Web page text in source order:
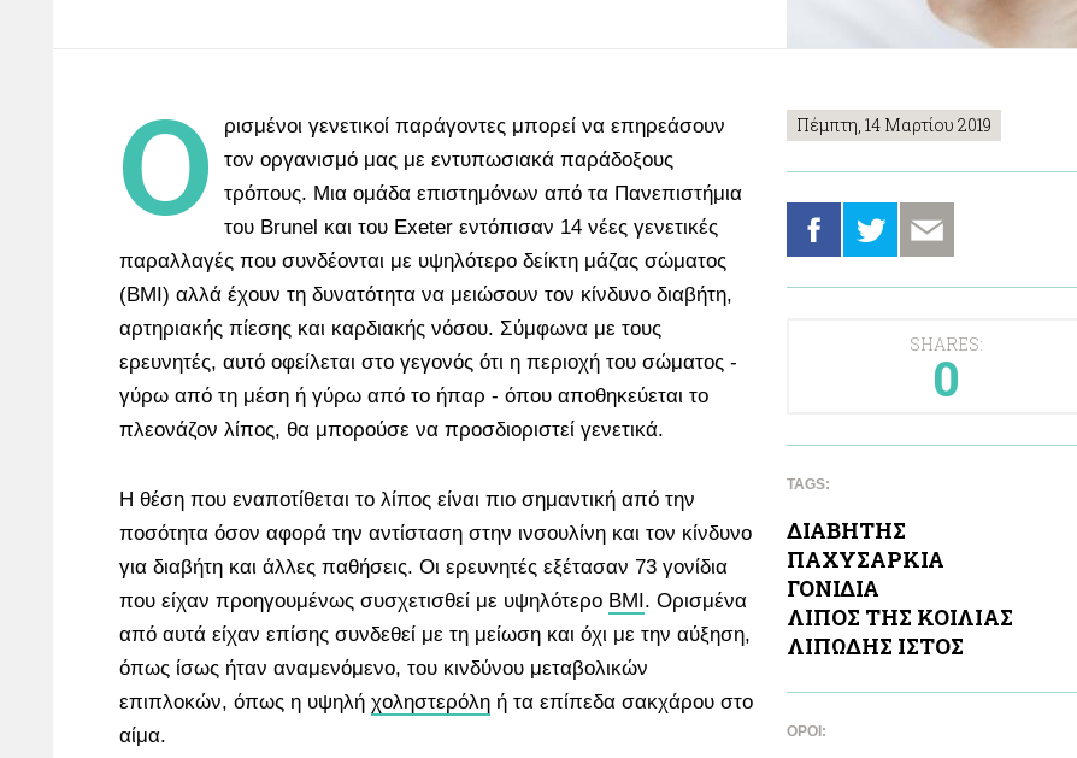
Πέμπτη, 14 Μαρτίου 2019
SHARES:
0
Ο
ρισμένοι γενετικοί παράγοντες μπορεί να επηρεάσουν
τον οργανισμό μας με εντυπωσιακά παράδοξους
τρόπους. Μια ομάδα επιστημόνων από τα Πανεπιστήμια
του Brunel και του Exeter εντόπισαν 14 νέες γενετικές
παραλλαγές που συνδέονται με υψηλότερο δείκτη μάζας σώματος
(BMI) αλλά έχουν τη δυνατότητα να μειώσουν τον κίνδυνο διαβήτη,
αρτηριακής πίεσης και καρδιακής νόσου. Σύμφωνα με τους
ερευνητές, αυτό οφείλεται στο γεγονός ότι η περιοχή του σώματος -
γύρω από τη μέση ή γύρω από το ήπαρ - όπου αποθηκεύεται το
πλεονάζον λίπος, θα μπορούσε να προσδιοριστεί γενετικά.
Η θέση που εναποτίθεται το λίπος είναι πιο σημαντική από την
ποσότητα όσον αφορά την αντίσταση στην ινσουλίνη και τον κίνδυνο
για διαβήτη και άλλες παθήσεις. Οι ερευνητές εξέτασαν 73 γονίδια
που είχαν προηγουμένως συσχετισθεί με υψηλότερο BMI. Ορισμένα
από αυτά είχαν επίσης συνδεθεί με τη μείωση και όχι με την αύξηση,
όπως ίσως ήταν αναμενόμενο, του κινδύνου μεταβολικών
επιπλοκών, όπως η υψηλή χοληστερόλη ή τα επίπεδα σακχάρου στο
αίμα.
TAGS:
ΔΙΑΒΗΤΗΣ
ΠΑΧΥΣΑΡΚΙΑ
ΓΟΝΙΔΙΑ
ΛΙΠΟΣ ΤΗΣ ΚΟΙΛΙAΣ
ΛΙΠΩΔΗΣ ΙΣΤΟΣ
ΌΡΟΙ: